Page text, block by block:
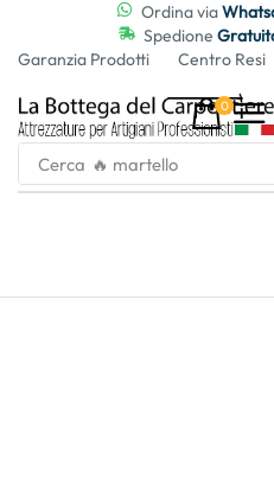
Ordina via
Spedione
Garanzia Prodotti
Centro Resi
0
Cerca 🔥 martello